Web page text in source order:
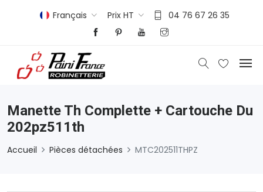
Français Prix HT 04 76 67 26 35
Manette Th Complette + Cartouche Du
202pz511th
Accueil Pièces détachées MTC202511THPZ